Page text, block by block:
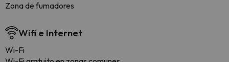
Zona de fumadores
Wifi e Internet
Wi-Fi